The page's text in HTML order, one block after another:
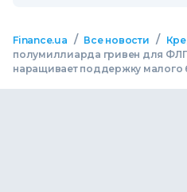
Finance.ua / Все новости /
полумиллиарда гривен для ФЛП:
наращивает поддержку малого